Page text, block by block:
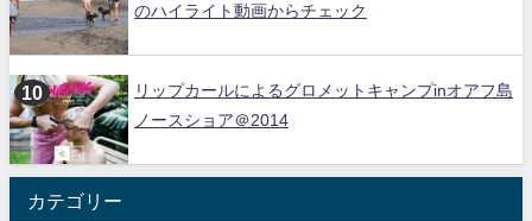
のハイライト動画からチェック
リップカールによるグロメットキャンプinオアフ島
ノースショア＠2014
カテゴリー